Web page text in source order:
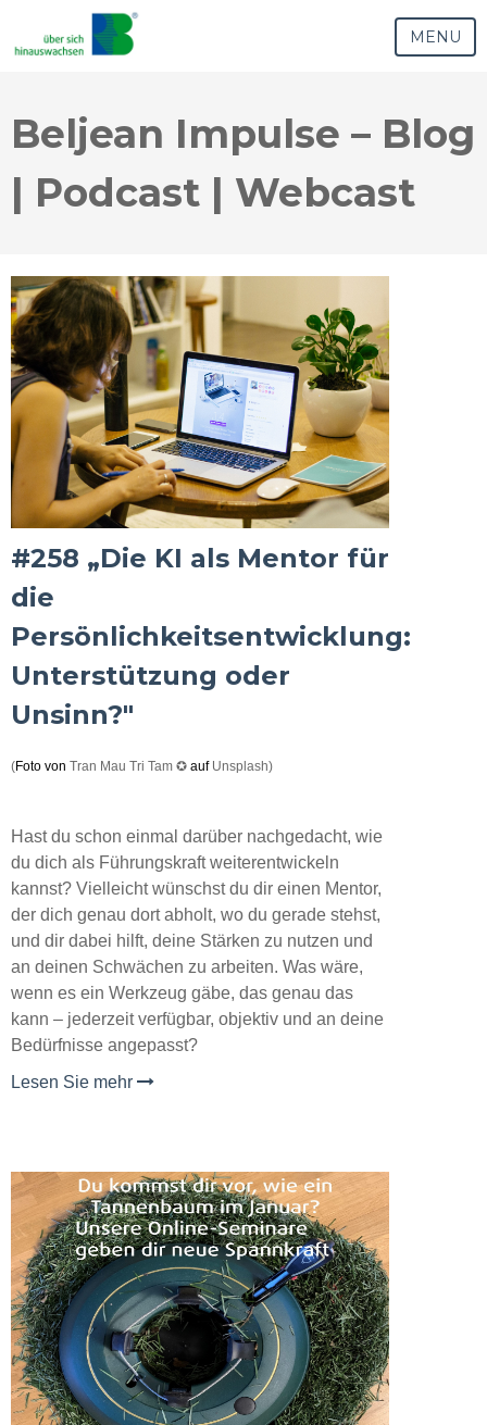
MENU
Beljean Impulse – Blog
| Podcast | Webcast
#258 „Die KI als Mentor für
die
Persönlichkeitsentwicklung:
Unterstützung oder
Unsinn?"
(Foto von Tran Mau Tri Tam ✪ auf Unsplash)
Hast du schon einmal darüber nachgedacht, wie
du dich als Führungskraft weiterentwickeln
kannst? Vielleicht wünschst du dir einen Mentor,
der dich genau dort abholt, wo du gerade stehst,
und dir dabei hilft, deine Stärken zu nutzen und
an deinen Schwächen zu arbeiten. Was wäre,
wenn es ein Werkzeug gäbe, das genau das
kann – jederzeit verfügbar, objektiv und an deine
Bedürfnisse angepasst?
Lesen Sie mehr